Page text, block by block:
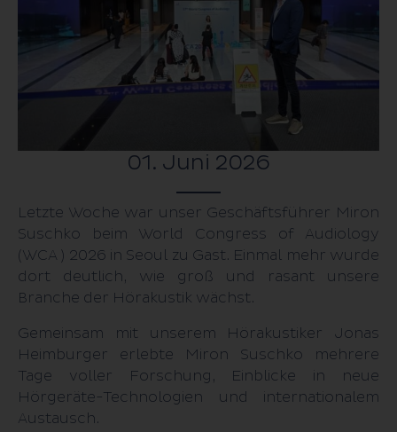
HörWohl Hub
Fragen & Antworten
01. Juni 2026
Letzte Woche war unser Geschäfts­führer Miron
Suschko beim World Congress of Audiology
(WCA ) 2026 in Seoul zu Gast. Einmal mehr wurde
dort deutlich, wie groß und rasant unsere
Branche der Hör­akustik wächst.
Gemeinsam mit unserem Hör­akus­tiker Jonas
Heimburger erlebte Miron Suschko mehrere
Tage voller Forschung, Einblicke in neue
Hörgeräte-Technologien und inter­nationalem
Austausch.